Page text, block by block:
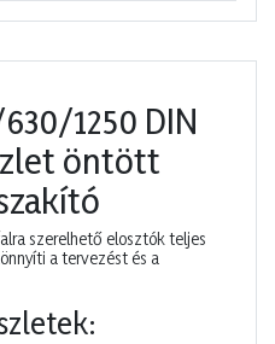
1250 DIN
öntött
szerelhető elosztók teljes
a tervezést és a